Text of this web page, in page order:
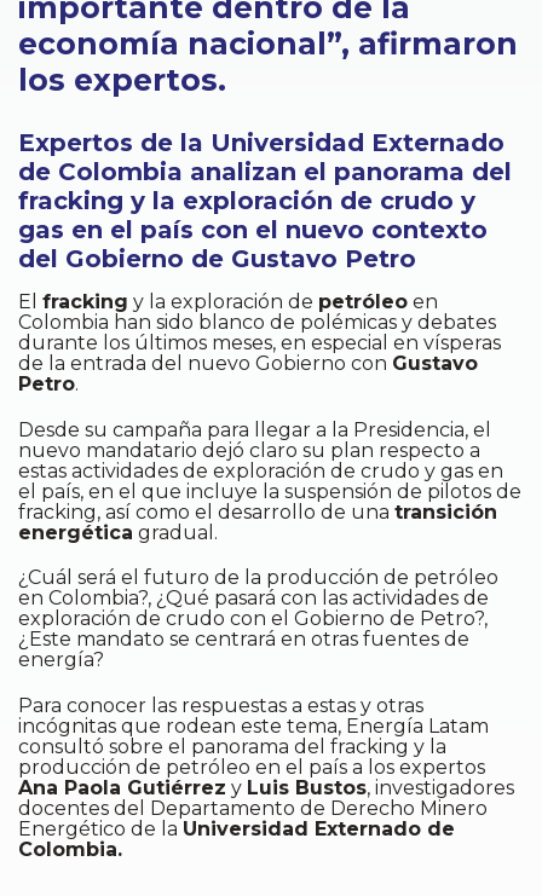
economía nacional”, afirmaron
los expertos.
Expertos de la Universidad Externado
de Colombia analizan el panorama del
fracking y la exploración de crudo y
gas en el país con el nuevo contexto
del Gobierno de Gustavo Petro
El fracking y la exploración de petróleo en
Colombia han sido blanco de polémicas y debates
durante los últimos meses, en especial en vísperas
de la entrada del nuevo Gobierno con Gustavo
Petro.
Desde su campaña para llegar a la Presidencia, el
nuevo mandatario dejó claro su plan respecto a
estas actividades de exploración de crudo y gas en
el país, en el que incluye la suspensión de pilotos de
fracking, así como el desarrollo de una transición
energética gradual.
¿Cuál será el futuro de la producción de petróleo
en Colombia?, ¿Qué pasará con las actividades de
exploración de crudo con el Gobierno de Petro?,
¿Este mandato se centrará en otras fuentes de
energía?
Para conocer las respuestas a estas y otras
incógnitas que rodean este tema, Energía Latam
consultó sobre el panorama del fracking y la
producción de petróleo en el país a los expertos
Ana Paola Gutiérrez y Luis Bustos, investigadores
docentes del Departamento de Derecho Minero
Energético de la Universidad Externado de
Colombia.